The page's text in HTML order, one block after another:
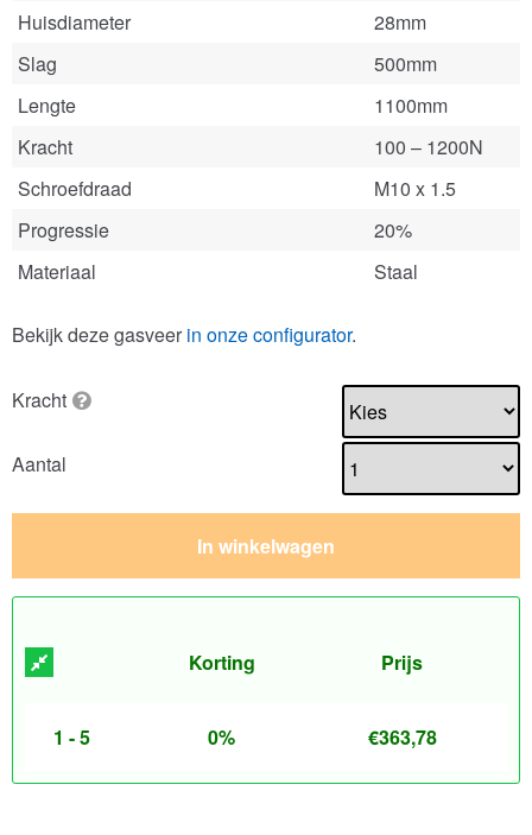
Huisdiameter
28mm
Slag
500mm
Lengte
1100mm
Kracht
100 – 1200N
Schroefdraad
M10 x 1.5
Progressie
20%
Materiaal
Staal
Bekijk deze gasveer in onze configurator.
Kracht
Aantal
In winkelwagen
Korting Prijs
1 - 5 0% €363,78